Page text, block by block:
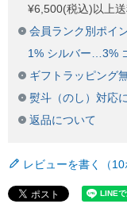
¥6,500(税込)以上
会員ランク別ポイ
1% シルバー…3%
ギフトラッピング
熨斗（のし）対応
返品について
レビューを書く（10